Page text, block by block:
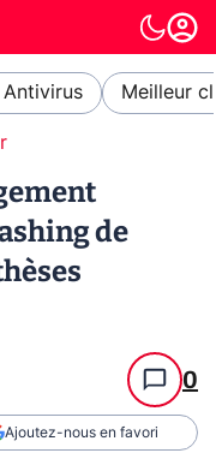
Antivirus Meilleur
de
0
Ajoutez-nous en favori